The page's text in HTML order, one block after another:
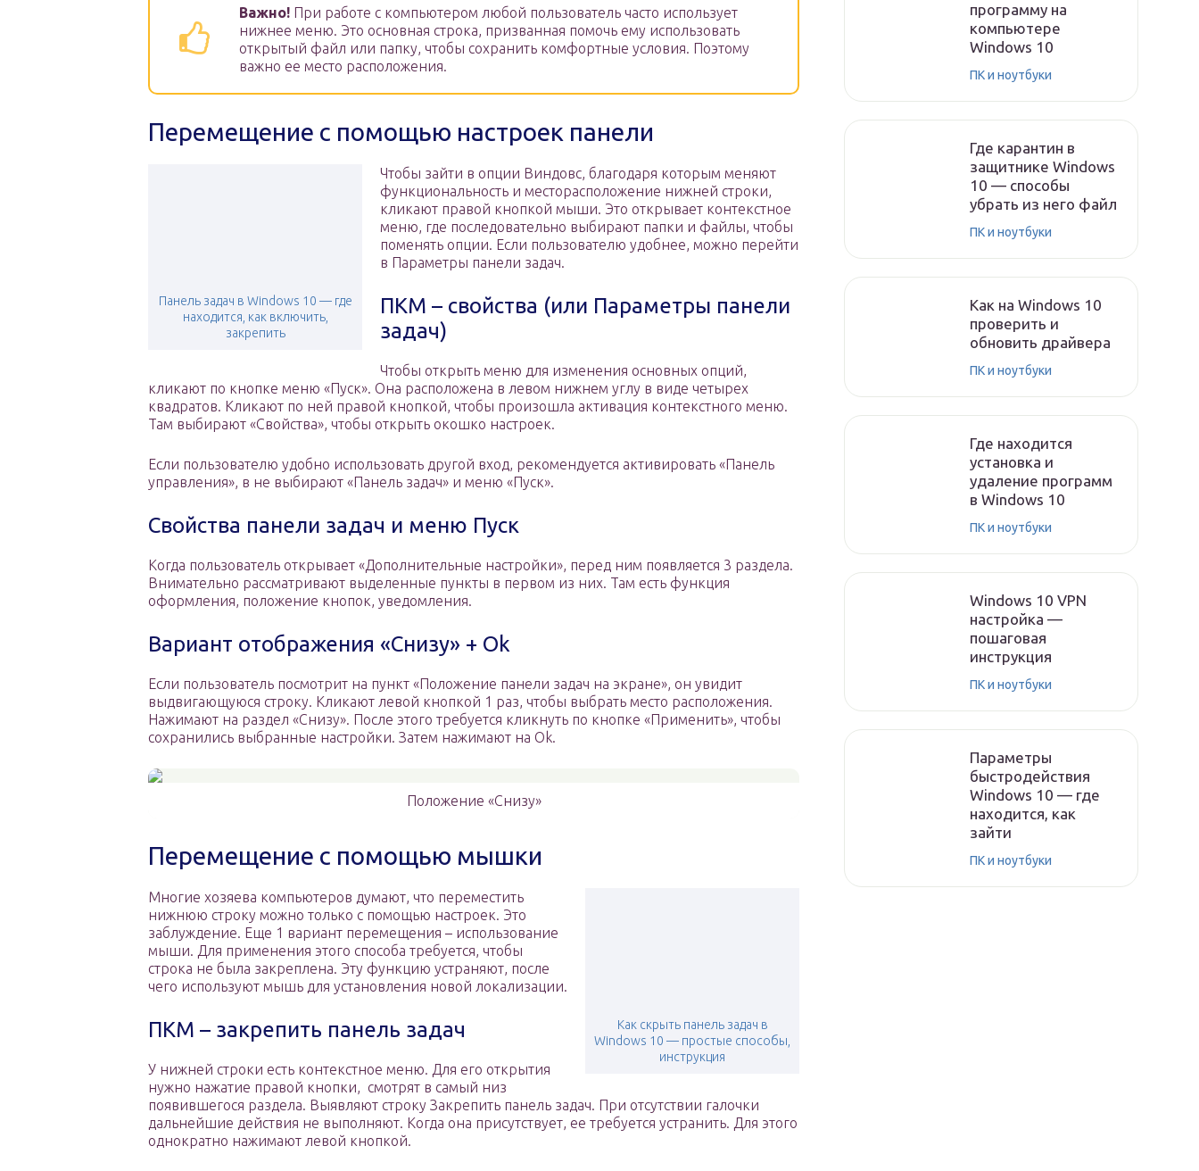
Важно! При работе с компьютером любой пользователь часто использует
нижнее меню. Это основная строка, призванная помочь ему использовать
открытый файл или папку, чтобы сохранить комфортные условия. Поэтому
важно ее место расположения.
Перемещение с помощью настроек панели
Панель задач в Windows 10 — где
находится, как включить,
закрепить
Чтобы зайти в опции Виндовс, благодаря которым меняют
функциональность и месторасположение нижней строки,
кликают правой кнопкой мыши. Это открывает контекстное
меню, где последовательно выбирают папки и файлы, чтобы
поменять опции. Если пользователю удобнее, можно перейти
в Параметры панели задач.
ПКМ – свойства (или Параметры панели
задач)
Чтобы открыть меню для изменения основных опций,
кликают по кнопке меню «Пуск». Она расположена в левом нижнем углу в виде четырех
квадратов. Кликают по ней правой кнопкой, чтобы произошла активация контекстного меню.
Там выбирают «Свойства», чтобы открыть окошко настроек.
Если пользователю удобно использовать другой вход, рекомендуется активировать «Панель
управления», в не выбирают «Панель задач» и меню «Пуск».
Свойства панели задач и меню Пуск
Когда пользователь открывает «Дополнительные настройки», перед ним появляется 3 раздела.
Внимательно рассматривают выделенные пункты в первом из них. Там есть функция
оформления, положение кнопок, уведомления.
Вариант отображения «Снизу» + Ok
Если пользователь посмотрит на пункт «Положение панели задач на экране», он увидит
выдвигающуюся строку. Кликают левой кнопкой 1 раз, чтобы выбрать место расположения.
Нажимают на раздел «Снизу». После этого требуется кликнуть по кнопке «Применить», чтобы
сохранились выбранные настройки. Затем нажимают на Ok.
Положение «Снизу»
Перемещение с помощью мышки
Как скрыть панель задач в
Windows 10 — простые способы,
инструкция
Многие хозяева компьютеров думают, что переместить
нижнюю строку можно только с помощью настроек. Это
заблуждение. Еще 1 вариант перемещения – использование
мыши. Для применения этого способа требуется, чтобы
строка не была закреплена. Эту функцию устраняют, после
чего используют мышь для установления новой локализации.
ПКМ – закрепить панель задач
У нижней строки есть контекстное меню. Для его открытия
нужно нажатие правой кнопки, смотрят в самый низ
появившегося раздела. Выявляют строку Закрепить панель задач. При отсутствии галочки
дальнейшие действия не выполняют. Когда она присутствует, ее требуется устранить. Для этого
однократно нажимают левой кнопкой.
программу на
компьютере
Windows 10
ПК и ноутбуки
Где карантин в
защитнике Windows
10 — способы
убрать из него файл
ПК и ноутбуки
Как на Windows 10
проверить и
обновить драйвера
ПК и ноутбуки
Где находится
установка и
удаление программ
в Windows 10
ПК и ноутбуки
Windows 10 VPN
настройка —
пошаговая
инструкция
ПК и ноутбуки
Параметры
быстродействия
Windows 10 — где
находится, как
зайти
ПК и ноутбуки